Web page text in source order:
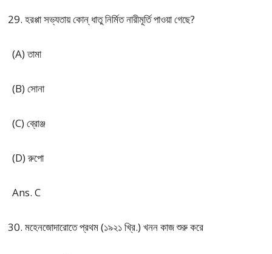
হরপ্পা সভ্যতায় কোন্ ধাতু নির্মিত নারীমূর্তি পাওয়া গেছে?
(A) তামা
(B) সোনা
(C) ব্রোঞ্জ
(D) রুপো
Ans. C
মহেনজোদারোতে প্রথম (১৯২১ খ্রি.) খনন কাজ শুরু করে